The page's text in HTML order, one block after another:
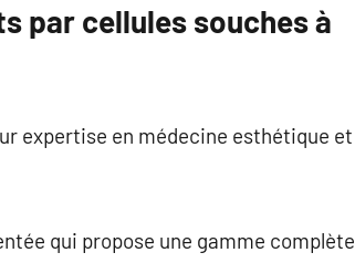
par cellules souches à
expertise en médecine esthétique et
qui propose une gamme complète